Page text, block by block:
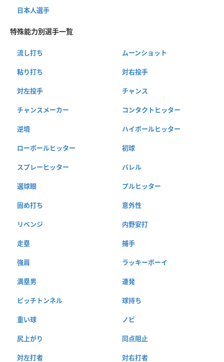
日本人選手
特殊能力別選手一覧
流し打ち ムーンショット
粘り打ち 対右投手
対左投手 チャンス
チャンスメーカー コンタクトヒッター
逆境 ハイボールヒッター
ローボールヒッター 初球
スプレーヒッター バレル
選球眼 プルヒッター
固め打ち 意外性
リベンジ 内野安打
走塁 捕手
強肩 ラッキーボーイ
満塁男 連発
ピッチトンネル 球持ち
重い球 ノビ
尻上がり 同点阻止
対左打者 対右打者